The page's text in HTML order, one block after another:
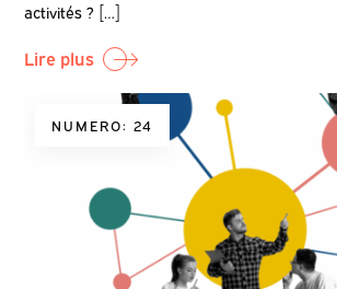
activités ? […]
Lire plus
NUMERO: 24